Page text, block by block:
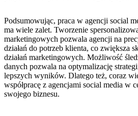
Podsumowując, praca w agencji social‍
ma⁢ wiele ​zalet.‍ Tworzenie
marketingowych pozwala agencji na
działań do potrzeb klienta, co zwiększa
działań marketingowych. Możliwość
danych pozwala ‍na optymalizację⁢
lepszych wyników. Dlatego też, coraz‍
współpracę z agencjami social media w
swojego biznesu.